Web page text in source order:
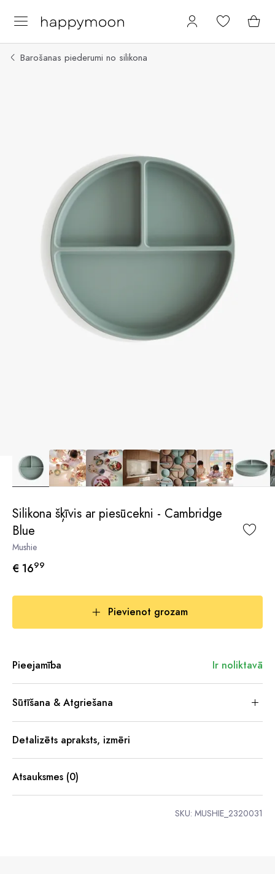
Barošanas piederumi no silikona
Silikona šķīvis ar piesūcekni - Cambridge
Blue
Mushie
€ 1699
Pievienot grozam
Pieejamība Ir noliktavā
Sūtīšana & Atgriešana
Detalizēts apraksts, izmēri
Atsauksmes (0)
SKU: MUSHIE_2320031